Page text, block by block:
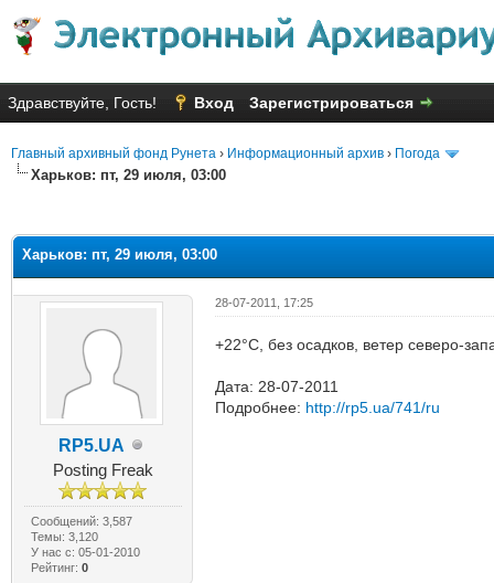
Здравствуйте, Гость! Вход Зарегистрироваться
Главный архивный фонд Рунета › Информационный архив › Погода
Харьков: пт, 29 июля, 03:00
Харьков: пт, 29 июля, 03:00
RP5.UA
Posting Freak
Сообщений: 3,587
Темы: 3,120
У нас с: 05-01-2010
Рейтинг: 0
28-07-2011, 17:25
+22°C, без осадков, ветер северо-
Дата: 28-07-2011
Подробнее: http://rp5.ua/741/ru